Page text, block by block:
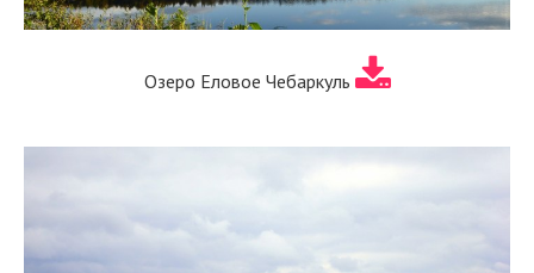
Озеро Еловое Чебаркуль